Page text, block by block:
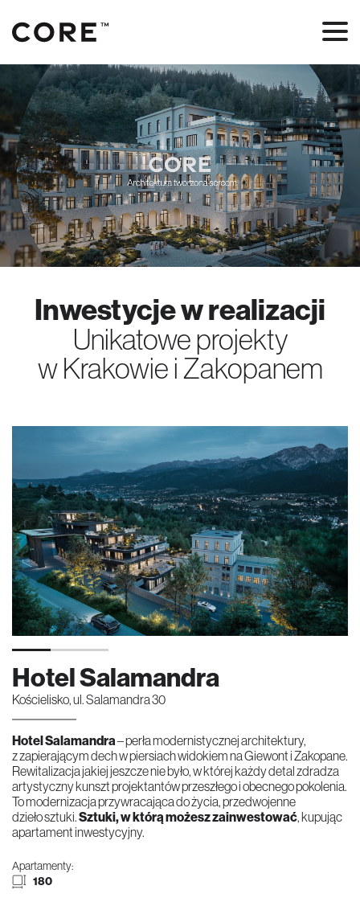
Inwestycje w realizacji
Unikatowe projekty
w Krakowie i Zakopanem
Hotel Salamandra
Kościelisko, ul. Salamandra 30
Hotel Salamandra– perła modernistycznej architektury,
z zapierającym dech w piersiach widokiem na Giewont i Zakopane.
Rewitalizacja jakiej jeszcze nie było, w której każdy detal zdradza
artystyczny kunszt projektantów przeszłego i obecnego pokolenia.
To modernizacja przywracająca do życia, przedwojenne
dzieło sztuki.Sztuki, w którą możesz zainwestować, kupując
apartament inwestycyjny.
Apartamenty:
180